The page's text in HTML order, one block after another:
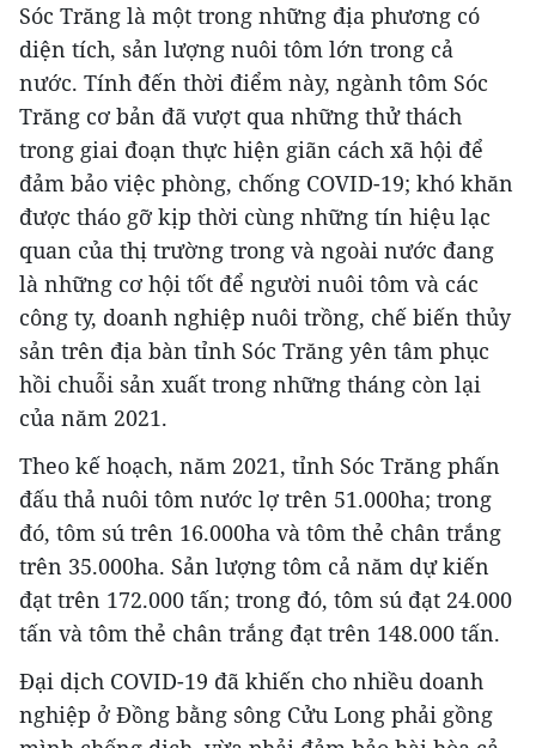
Sóc Trăng là một trong những địa phương có
diện tích, sản lượng nuôi tôm lớn trong cả
nước. Tính đến thời điểm này, ngành tôm Sóc
Trăng cơ bản đã vượt qua những thử thách
trong giai đoạn thực hiện giãn cách xã hội để
đảm bảo việc phòng, chống COVID-19; khó khăn
được tháo gỡ kịp thời cùng những tín hiệu lạc
quan của thị trường trong và ngoài nước đang
là những cơ hội tốt để người nuôi tôm và các
công ty, doanh nghiệp nuôi trồng, chế biến thủy
sản trên địa bàn tỉnh Sóc Trăng yên tâm phục
hồi chuỗi sản xuất trong những tháng còn lại
của năm 2021.
Theo kế hoạch, năm 2021, tỉnh Sóc Trăng phấn
đấu thả nuôi tôm nước lợ trên 51.000ha; trong
đó, tôm sú trên 16.000ha và tôm thẻ chân trắng
trên 35.000ha. Sản lượng tôm cả năm dự kiến
đạt trên 172.000 tấn; trong đó, tôm sú đạt 24.000
tấn và tôm thẻ chân trắng đạt trên 148.000 tấn.
Đại dịch COVID-19 đã khiến cho nhiều doanh
nghiệp ở Đồng bằng sông Cửu Long phải gồng